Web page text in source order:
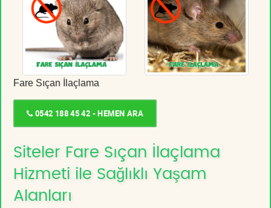
Fare Sıçan İlaçlama
0542 188 45 42 - HEMEN ARA
Siteler Fare Sıçan İlaçlama
Hizmeti ile Sağlıklı Yaşam
Alanları